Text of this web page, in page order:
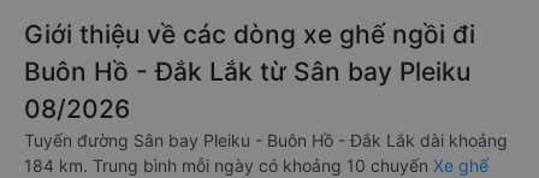
Giới thiệu về các dòng xe ghế ngồi đi
Buôn Hồ - Đắk Lắk từ Sân bay Pleiku
08/2026
Tuyến đường Sân bay Pleiku - Buôn Hồ - Đắk Lắk dài khoảng
184 km. Trung bình mỗi ngày có khoảng 10 chuyến Xe ghế